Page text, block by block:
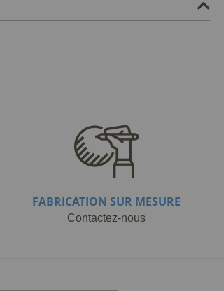
FABRICATION SUR MESURE
Contactez-nous